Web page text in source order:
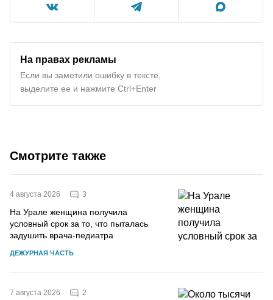
На правах рекламы
Если вы заметили ошибку в тексте,
выделите ее и нажмите Ctrl+Enter
Смотрите также
4 августа 2026 3
На Урале женщина получила
условный срок за то, что пыталась
задушить врача-педиатра
ДЕЖУРНАЯ ЧАСТЬ
7 августа 2026 2